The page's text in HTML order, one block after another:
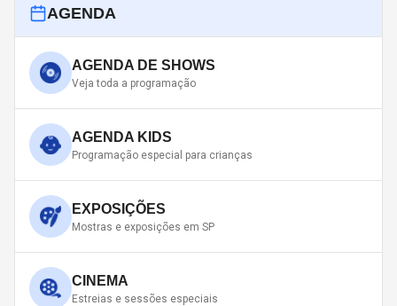
AGENDA
AGENDA DE SHOWS
Veja toda a programação
AGENDA KIDS
Programação especial para crianças
EXPOSIÇÕES
Mostras e exposições em SP
CINEMA
Estreias e sessões especiais